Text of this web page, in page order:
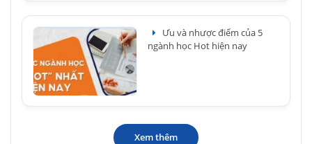
Ưu và nhược điểm của 5
ngành học Hot hiện nay
Xem thêm